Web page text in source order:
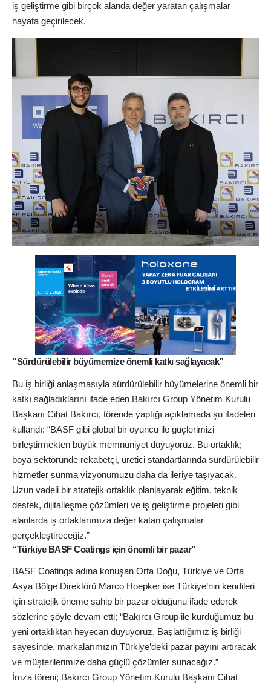
iş geliştirme gibi birçok alanda değer yaratan çalışmalar
hayata geçirilecek.
“Sürdürülebilir büyümemize önemli katkı sağlayacak”
Bu iş birliği anlaşmasıyla sürdürülebilir büyümelerine önemli bir
katkı sağladıklarını ifade eden Bakırcı Group Yönetim Kurulu
Başkanı Cihat Bakırcı, törende yaptığı açıklamada şu ifadeleri
kullandı: “BASF gibi global bir oyuncu ile güçlerimizi
birleştirmekten büyük memnuniyet duyuyoruz. Bu ortaklık;
boya sektöründe rekabetçi, üretici standartlarında sürdürülebilir
hizmetler sunma vizyonumuzu daha da ileriye taşıyacak.
Uzun vadeli bir stratejik ortaklık planlayarak eğitim, teknik
destek, dijitalleşme çözümleri ve iş geliştirme projeleri gibi
alanlarda iş ortaklarımıza değer katan çalışmalar
gerçekleştireceğiz.”
“Türkiye BASF Coatings için önemli bir pazar”
BASF Coatings adına konuşan Orta Doğu, Türkiye ve Orta
Asya Bölge Direktörü Marco Hoepker ise Türkiye’nin kendileri
için stratejik öneme sahip bir pazar olduğunu ifade ederek
sözlerine şöyle devam etti; “Bakırcı Group ile kurduğumuz bu
yeni ortaklıktan heyecan duyuyoruz. Başlattığımız iş birliği
sayesinde, markalarımızın Türkiye’deki pazar payını artıracak
ve müşterilerimize daha güçlü çözümler sunacağız.”
İmza töreni; Bakırcı Group Yönetim Kurulu Başkanı Cihat